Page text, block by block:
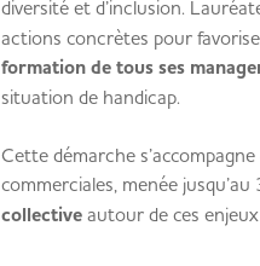
diversité et d’inclusion.
actions concrètes pour
formation de tous ses
situation de handicap.
Cette démarche
commerciales, menée
collectiveautour de ces